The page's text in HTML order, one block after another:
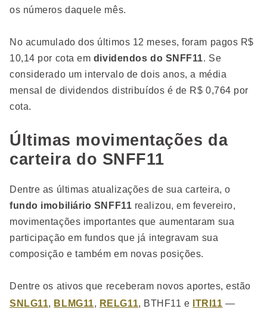
os números daquele mês.
No acumulado dos últimos 12 meses, foram pagos R$
10,14 por cota em dividendos do SNFF11. Se
considerado um intervalo de dois anos, a média
mensal de dividendos distribuídos é de R$ 0,764 por
cota.
Últimas movimentações da
carteira do SNFF11
Dentre as últimas atualizações de sua carteira, o
fundo imobiliário SNFF11 realizou, em fevereiro,
movimentações importantes que aumentaram sua
participação em fundos que já integravam sua
composição e também em novas posições.
Dentre os ativos que receberam novos aportes, estão
SNLG11, BLMG11, RELG11, BTHF11 e ITRI11 —